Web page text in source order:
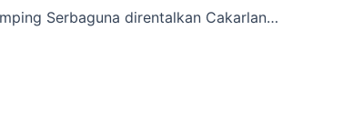
Info Situs Tenda Kemping Serbaguna direntalkan Cakarlangit Ready Banyak wilayah Cikalang, Kota Tasikmalaya